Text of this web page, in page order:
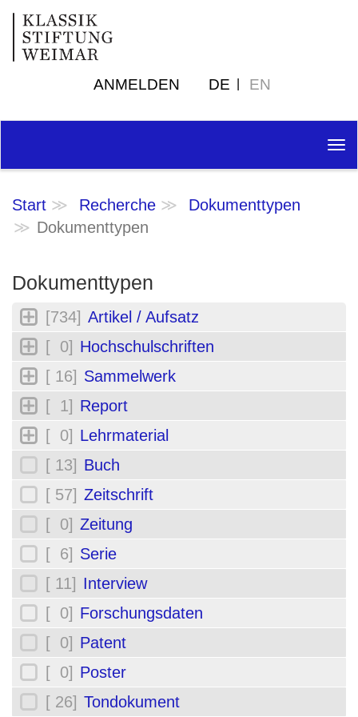
ANMELDEN DE EN
Start Recherche
Dokumenttypen
Dokumenttypen
Dokumenttypen
[734] Artikel / Aufsatz
[ 0] Hochschulschriften
[ 16] Sammelwerk
[ 1] Report
[ 0] Lehrmaterial
[ 13] Buch
[ 57] Zeitschrift
[ 0] Zeitung
[ 6] Serie
[ 11] Interview
[ 0] Forschungsdaten
[ 0] Patent
[ 0] Poster
[ 26] Tondokument